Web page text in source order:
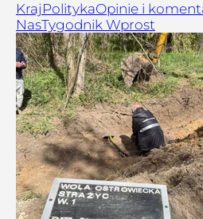
Kraj PolitykaOpinie i
NasTygodnik Wprost